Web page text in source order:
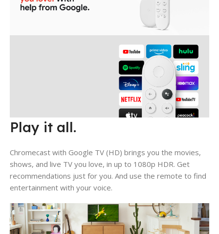
Play it all.
Chromecast with Google TV (HD) brings you the movies,
shows, and live TV you love, in up to 1080p HDR. Get
recommendations just for you. And use the remote to find
entertainment with your voice.